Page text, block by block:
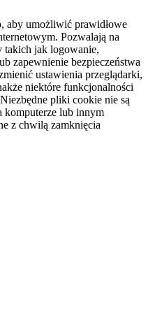
aby umożliwić prawidłowe
Pozwalają na
takich jak logowanie,
zapewnienie bezpieczeństwa
ustawienia przeglądarki,
niektóre funkcjonalności
pliki cookie nie są
komputerze lub innym
z chwilą zamknięcia